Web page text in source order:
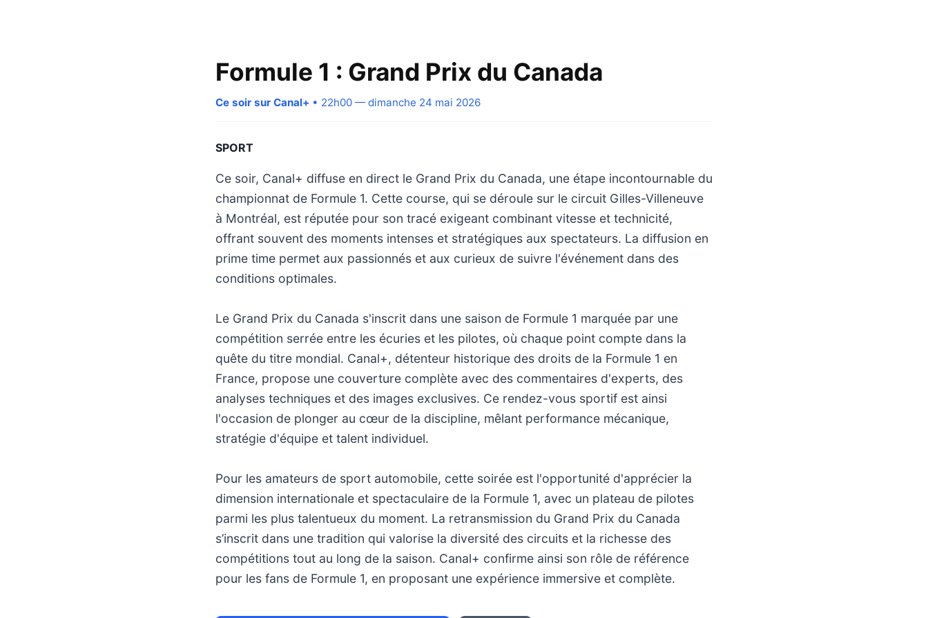
Formule 1 : Grand Prix du Canada
Ce soir sur Canal+ • 22h00 — dimanche 24 mai 2026
SPORT
Ce soir, Canal+ diffuse en direct le Grand Prix du Canada, une étape incontournable du
championnat de Formule 1. Cette course, qui se déroule sur le circuit Gilles-Villeneuve
à Montréal, est réputée pour son tracé exigeant combinant vitesse et technicité,
offrant souvent des moments intenses et stratégiques aux spectateurs. La diffusion en
prime time permet aux passionnés et aux curieux de suivre l'événement dans des
conditions optimales.
Le Grand Prix du Canada s'inscrit dans une saison de Formule 1 marquée par une
compétition serrée entre les écuries et les pilotes, où chaque point compte dans la
quête du titre mondial. Canal+, détenteur historique des droits de la Formule 1 en
France, propose une couverture complète avec des commentaires d'experts, des
analyses techniques et des images exclusives. Ce rendez-vous sportif est ainsi
l'occasion de plonger au cœur de la discipline, mêlant performance mécanique,
stratégie d'équipe et talent individuel.
Pour les amateurs de sport automobile, cette soirée est l'opportunité d'apprécier la
dimension internationale et spectaculaire de la Formule 1, avec un plateau de pilotes
parmi les plus talentueux du moment. La retransmission du Grand Prix du Canada
s’inscrit dans une tradition qui valorise la diversité des circuits et la richesse des
compétitions tout au long de la saison. Canal+ confirme ainsi son rôle de référence
pour les fans de Formule 1, en proposant une expérience immersive et complète.